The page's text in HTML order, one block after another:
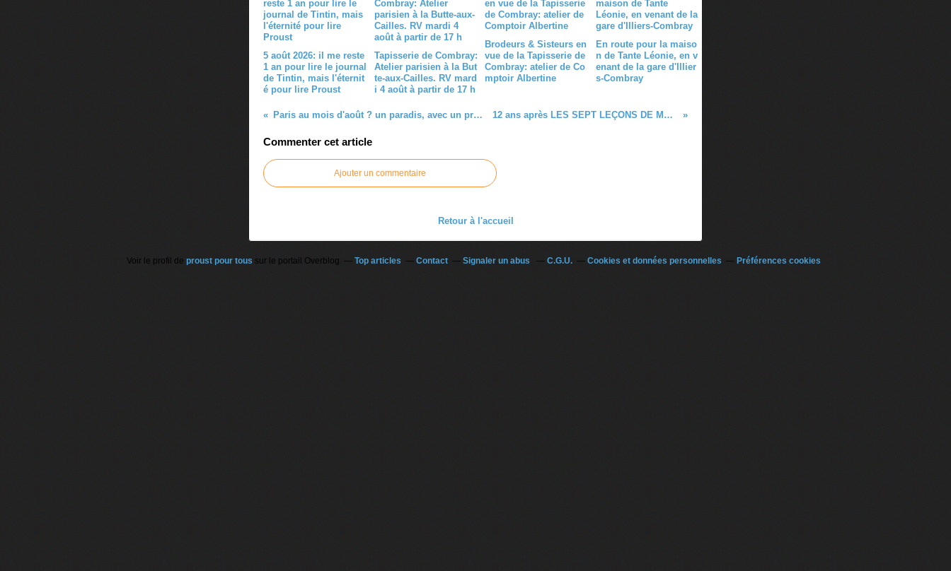
5 août 2026: il me reste
1 an pour lire le journal
de Tintin, mais l'éternit
é pour lire Proust
Tapisserie de Combray:
Atelier parisien à la But
te-aux-Cailles. RV mard
i 4 août à partir de 17 h
Brodeurs & Sisteurs en
vue de la Tapisserie de
Combray: atelier de Co
mptoir Albertine
En route pour la maiso
n de Tante Léonie, en v
enant de la gare d'Illier
s-Combray
Paris au mois d'août ? un paradis, avec un programme d'enfer du côté du Palais-Royal et de la Butte-aux-Cailles 12 ans après LES SEPT LEÇONS DE MARCEL PROUST, voici MARCEL PROUST EN SEPT LEÇONS
Commenter cet article
Ajouter un commentaire
Retour à l'accueil
Voir le profil de proust pour tous sur le portail Overblog Top articles Contact Signaler un abus C.G.U. Cookies et données personnelles Préférences cookies